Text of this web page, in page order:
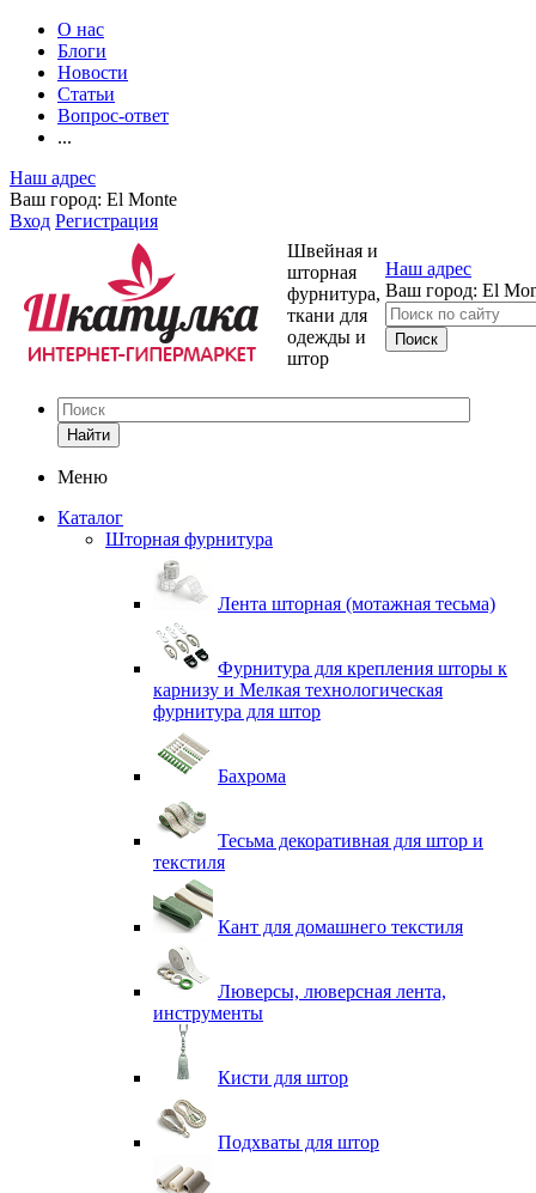
О нас
Блоги
Новости
Статьи
Вопрос-ответ
...
Наш адрес
Ваш город: El Monte
Вход Регистрация
Швейная и
шторная
фурнитура,
ткани для
одежды и
штор
Наш адрес
Ваш город: El
Найти
Меню
Каталог
Шторная фурнитура
Лента шторная (мотажная тесьма)
Фурнитура для крепления шторы к
карнизу и Мелкая технологическая
фурнитура для штор
Бахрома
Тесьма декоративная для штор и
текстиля
Кант для домашнего текстиля
Люверсы, люверсная лента,
инструменты
Кисти для штор
Подхваты для штор